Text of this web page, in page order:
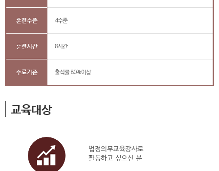
훈련수준 4수준
훈련시간 8시간
수료기준 출석률 80%이상
교육대상
법정의무교육강사로
활동하고 싶으신 분